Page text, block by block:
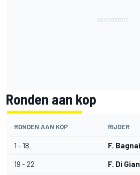
Ronden aan kop
RONDEN AAN KOP RIJDER
1 - 18 F.
19 - 22 F. Di